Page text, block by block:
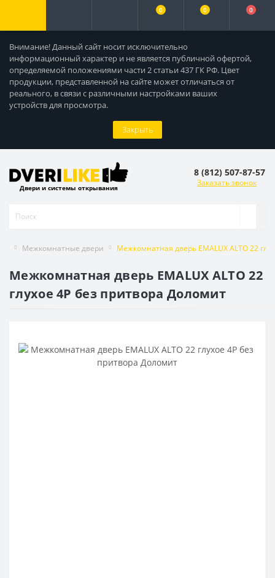
Внимание! Данный сайт носит исключительно
информационный характер и не является публичной офертой,
определяемой положениями части 2 статьи 437 ГК РФ. Цвет
продукции, представленной на сайте может отличаться от
реального, в связи с различными настройками ваших
устройств для просмотра.
Закрыть
0 0 0
Двери и системы открывания
8 (812) 507-87-57
Заказать звонок
Межкомнатные двери Межкомнатная дверь EMALUX ALTO 22
Межкомнатная дверь EMALUX ALTO 22
глухое 4P без притвора Доломит